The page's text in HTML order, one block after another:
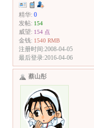
精华: 0
发帖: 154
威望: 154 点
金钱: 1540 RMB
注册时间:2008-04-05
最后登录:2016-04-06
蔡山彤